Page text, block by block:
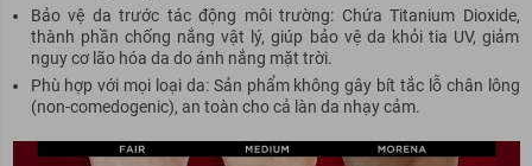
Bảo vệ da trước tác động môi trường: Chứa Titanium Dioxide,
thành phần chống nắng vật lý, giúp bảo vệ da khỏi tia UV, giảm
nguy cơ lão hóa da do ánh nắng mặt trời.
Phù hợp với mọi loại da: Sản phẩm không gây bít tắc lỗ chân lông
(non-comedogenic), an toàn cho cả làn da nhạy cảm.